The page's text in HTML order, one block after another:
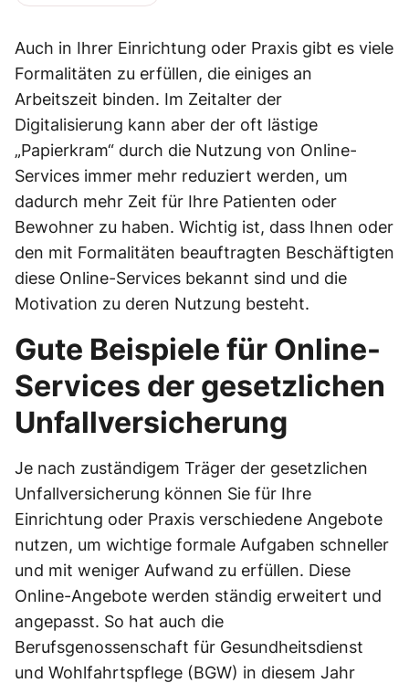
Auch in Ihrer Einrichtung oder Praxis gibt es viele
Formalitäten zu erfüllen, die einiges an
Arbeitszeit binden. Im Zeitalter der
Digitalisierung kann aber der oft lästige
„Papierkram“ durch die Nutzung von Online-
Services immer mehr reduziert werden, um
dadurch mehr Zeit für Ihre Patienten oder
Bewohner zu haben. Wichtig ist, dass Ihnen oder
den mit Formalitäten beauftragten Beschäftigten
diese Online-Services bekannt sind und die
Motivation zu deren Nutzung besteht.
Gute Beispiele für Online-
Services der gesetzlichen
Unfallversicherung
Je nach zuständigem Träger der gesetzlichen
Unfallversicherung können Sie für Ihre
Einrichtung oder Praxis verschiedene Angebote
nutzen, um wichtige formale Aufgaben schneller
und mit weniger Aufwand zu erfüllen. Diese
Online-Angebote werden ständig erweitert und
angepasst. So hat auch die
Berufsgenossenschaft für Gesundheitsdienst
und Wohlfahrtspflege (BGW) in diesem Jahr